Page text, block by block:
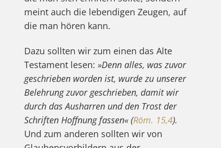
meint auch die lebendigen Zeugen, auf
die man hören kann.
Dazu sollten wir zum einen das Alte
Testament lesen: »Denn alles, was zuvor
geschrieben worden ist, wurde zu unserer
Belehrung zuvor geschrieben, damit wir
durch das Ausharren und den Trost der
Schriften Hoffnung fassen« (Röm. 15,4).
Und zum anderen sollten wir von